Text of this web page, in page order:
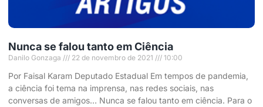
Nunca se falou tanto em Ciência
Danilo Gonzaga 22 de novembro de 2021 10:00
Por Faisal Karam Deputado Estadual Em tempos de pandemia,
a ciência foi tema na imprensa, nas redes sociais, nas
conversas de amigos… Nunca se falou tanto em ciência. Para o